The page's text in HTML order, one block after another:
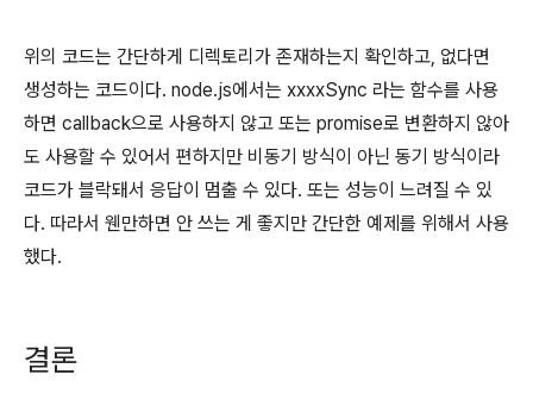
위의 코드는 간단하게 디렉토리가 존재하는지 확인하고, 없다면
생성하는 코드이다. node.js에서는 xxxxSync 라는 함수를 사용
하면 callback으로 사용하지 않고 또는 promise로 변환하지 않아
도 사용할 수 있어서 편하지만 비동기 방식이 아닌 동기 방식이라
코드가 블락돼서 응답이 멈출 수 있다. 또는 성능이 느려질 수 있
다. 따라서 웬만하면 안 쓰는 게 좋지만 간단한 예제를 위해서 사용
했다.
결론